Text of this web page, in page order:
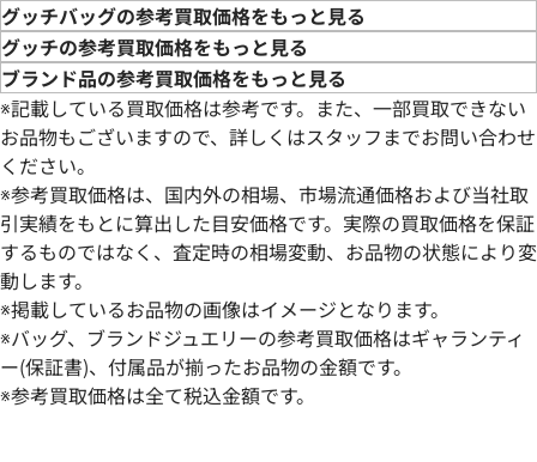
グッチ グッチシマ ホースビット ショルダ
ーバッグ レザー
参考買取価格
58,000円
グッチ ジャッキ
ー
参考買取価格
グッチバッグの参考買取価格をもっと見る
グッチの参考買取価格をもっと見る
ブランド品の参考買取価格をもっと見る
※記載している買取価格は参考です。また、一部買取できない
お品物もございますので、詳しくはスタッフまでお問い合わせ
ください。
※参考買取価格は、国内外の相場、市場流通価格および当社取
引実績をもとに算出した目安価格です。実際の買取価格を保証
するものではなく、査定時の相場変動、お品物の状態により変
動します。
※掲載しているお品物の画像はイメージとなります。
※バッグ、ブランドジュエリーの参考買取価格はギャランティ
ー(保証書)、付属品が揃ったお品物の金額です。
※参考買取価格は全て税込金額です。